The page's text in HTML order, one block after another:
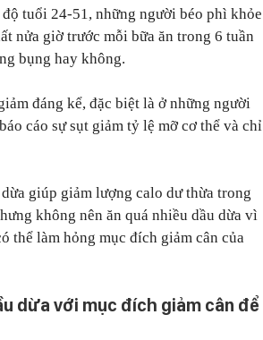
tuổi 24-51, những người béo phì khỏe
nửa giờ trước mỗi bữa ăn trong 6 tuần
bụng hay không.
đáng kể, đặc biệt là ở những người
cáo sự sụt giảm tỷ lệ mỡ cơ thể và chỉ
giúp giảm lượng calo dư thừa trong
không nên ăn quá nhiều dầu dừa vì
thể làm hỏng mục đích giảm cân của
dừa với mục đích giảm cân để